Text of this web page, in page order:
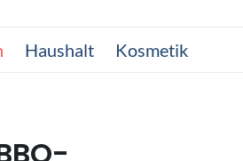
Haushalt Kosmetik